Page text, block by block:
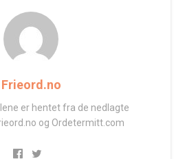
Frieord.no
er hentet fra de nedlagte
og Ordetermitt.com